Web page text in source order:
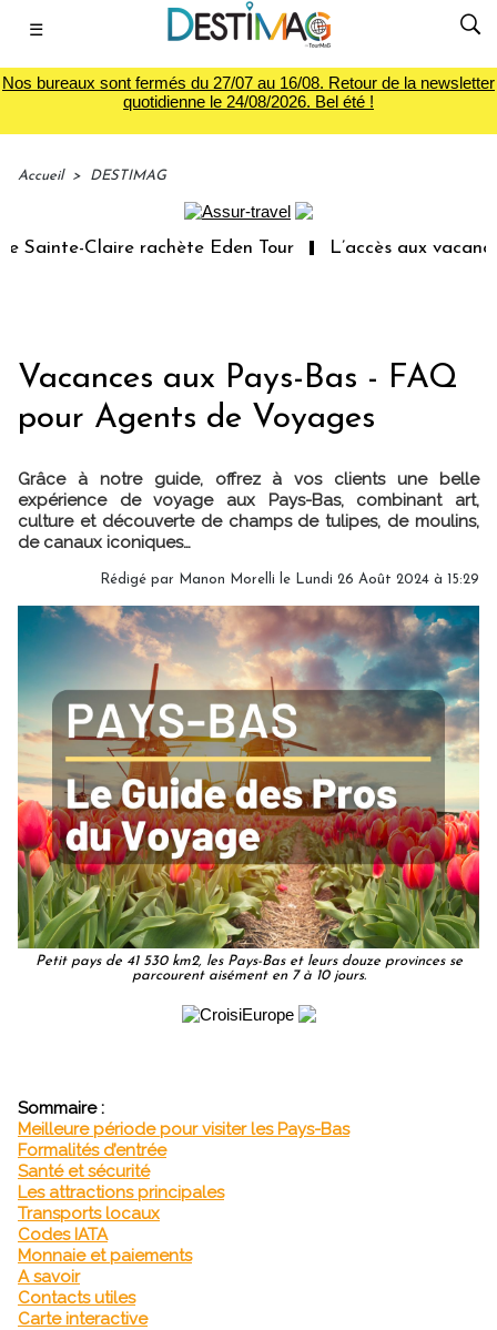
☰
Nos bureaux sont fermés du 27/07 au 16/08. Retour de la newsletter
quotidienne le 24/08/2026. Bel été !
Accueil > DESTIMAG
Claire rachète Eden Tour L’accès aux vacances :
Vacances aux Pays-Bas - FAQ
pour Agents de Voyages
Grâce à notre guide, offrez à vos clients une belle
expérience de voyage aux Pays-Bas, combinant art,
culture et découverte de champs de tulipes, de moulins,
de canaux iconiques…
Rédigé par Manon Morelli le Lundi 26 Août 2024 à 15:29
Petit pays de 41 530 km2, les Pays-Bas et leurs douze provinces se
parcourent aisément en 7 à 10 jours.
Sommaire :
Meilleure période pour visiter les Pays-Bas
Formalités d’entrée
Santé et sécurité
Les attractions principales
Transports locaux
Codes IATA
Monnaie et paiements
A savoir
Contacts utiles
Carte interactive